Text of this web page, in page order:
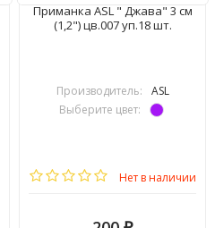
Приманка ASL " Джава" 3 см
(1,2") цв.007 уп.18 шт.
Производитель:
ASL
Выберите цвет:
Нет в наличии